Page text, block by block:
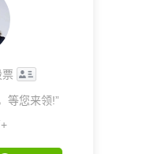
票
等您来领!”